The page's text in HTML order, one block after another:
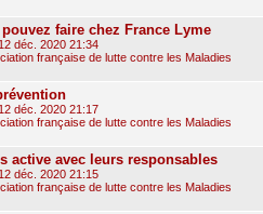
faire chez France Lyme
12 déc. 2020 21:34
française de lutte contre les Maladies
12 déc. 2020 21:17
française de lutte contre les Maladies
active avec leurs responsables
12 déc. 2020 21:15
française de lutte contre les Maladies